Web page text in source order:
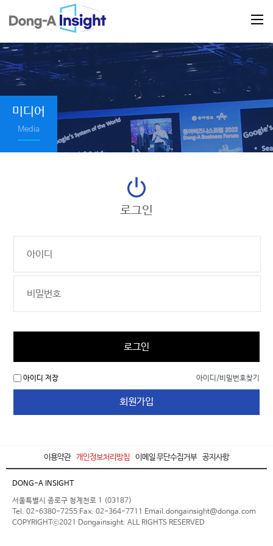
미디어
Media
로그인
로그인
아이디 저장 아이디/비밀번호찾기
회원가입
이용약관 개인정보처리방침 이메일 무단수집거부 공지사항
DONG-A INSIGHT
서울특별시 종로구 청계천로 1 (03187)
Tel. 02-6380-7255 Fax. 02-364-7711 Email.dongainsight@donga.com
COPYRIGHTⓒ2021 Dongainsight. ALL RIGHTS RESERVED